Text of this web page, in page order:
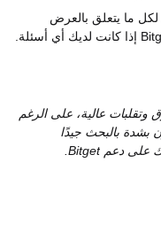
لكل ما يتعلق بالعرض
إذا كانت لديك أي أسئلة.
عالية، على الرغم
بشدة بالبحث جيدًا
على دعم Bitget